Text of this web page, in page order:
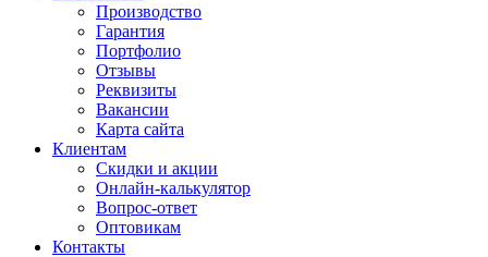
Производство
Гарантия
Портфолио
Отзывы
Реквизиты
Вакансии
Карта сайта
Клиентам
Скидки и акции
Онлайн-калькулятор
Вопрос-ответ
Оптовикам
Контакты